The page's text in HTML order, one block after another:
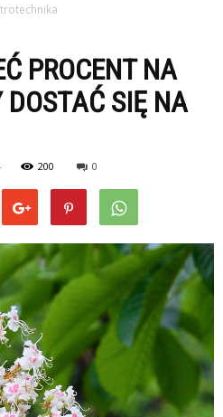
PROCENT NA
DOSTAĆ SIĘ NA
200 0